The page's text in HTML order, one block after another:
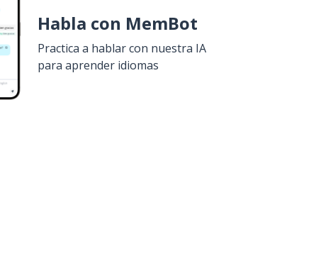
Habla con MemBot
Practica a hablar con nuestra IA
para aprender idiomas